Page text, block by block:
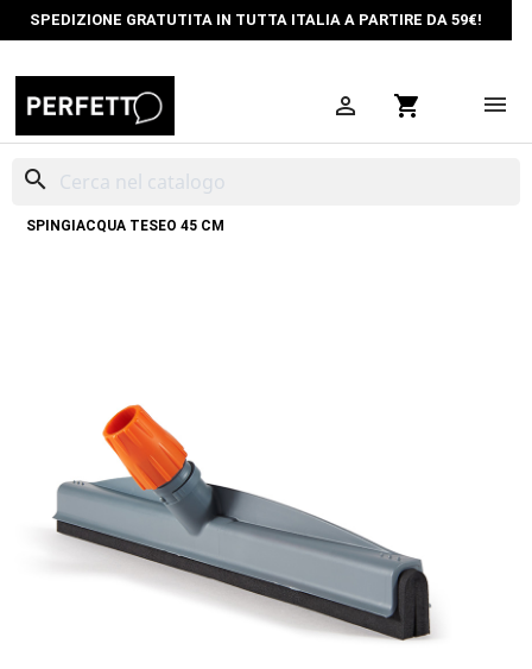
SPEDIZIONE GRATUTITA IN TUTTA ITALIA A PARTIRE DA 59€!
 shopping_cart
search
SPINGIACQUA TESEO 45 CM